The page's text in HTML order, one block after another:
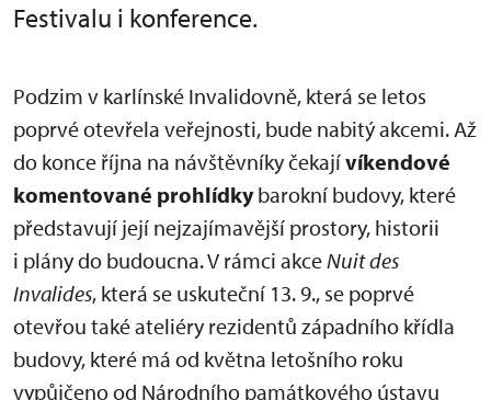
Festivalu i konference.
Podzim v karlínské Invalidovně, která se letos
poprvé otevřela veřejnosti, bude nabitý akcemi. Až
do konce října na návštěvníky čekajívíkendové
komentované prohlídkybarokní budovy, které
představují její nejzajímavější prostory, historii
i plány do budoucna. V rámci akceNuit des
Invalides, která se uskuteční 13. 9., se poprvé
otevřou také ateliéry rezidentů západního křídla
budovy, které má od května letošního roku
vypůjčeno od Národního památkového ústavu